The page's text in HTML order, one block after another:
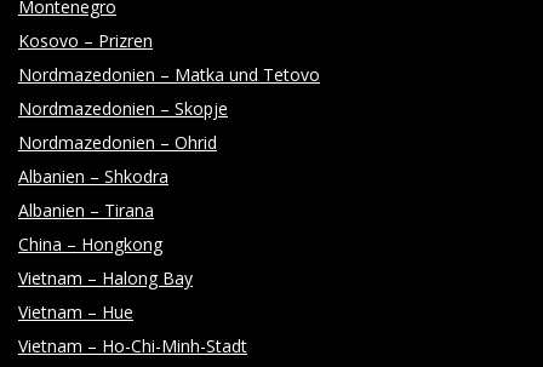
Montenegro
Kosovo – Prizren
Nordmazedonien – Matka und Tetovo
Nordmazedonien – Skopje
Nordmazedonien – Ohrid
Albanien – Shkodra
Albanien – Tirana
China – Hongkong
Vietnam – Halong Bay
Vietnam – Hue
Vietnam – Ho-Chi-Minh-Stadt